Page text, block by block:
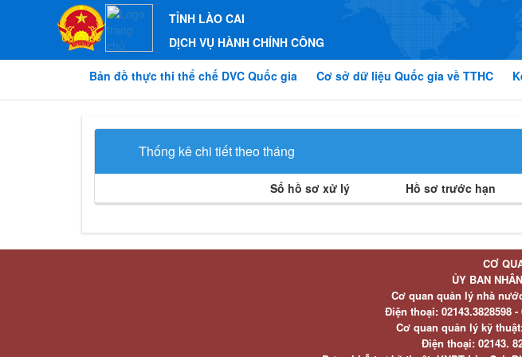
TỈNH LÀO CAI
DỊCH VỤ HÀNH CHÍNH CÔNG
Bản đồ thực thi thể chế DVC Quốc gia Cơ sở dữ liệu Quốc gia về TTHC
Thống kê chi tiết theo tháng
Số hồ sơ xử lý Hồ sơ trước hạn
CƠ
ỦY BAN
Cơ quan quản lý nhà
Điện thoại:02143.3828598 -
Cơ quan quản lý kỹ
Điện thoại:02143.